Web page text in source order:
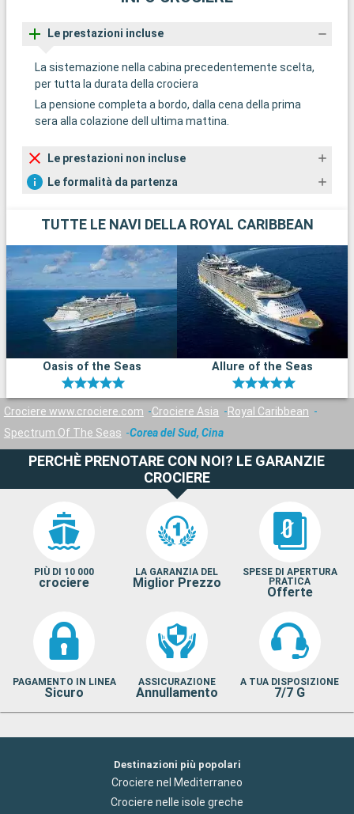
Le prestazioni incluse
La sistemazione nella cabina precedentemente scelta,
per tutta la durata della crociera
La pensione completa a bordo, dalla cena della prima
sera alla colazione dell ultima mattina.
Le prestazioni non incluse
Le formalità da partenza
TUTTE LE NAVI DELLA ROYAL CARIBBEAN
Oasis of the Seas Allure of the Seas
Crociere www.crociere.com Crociere Asia
Royal Caribbean
Spectrum Of The Seas
Corea del Sud, Cina
PERCHÈ PRENOTARE CON NOI? LE GARANZIE
CROCIERE
PIÙ DI 10 000
crociere
LA GARANZIA DEL
Miglior Prezzo
SPESE DI APERTURA
PRATICA
Offerte
PAGAMENTO IN LINEA
Sicuro
ASSICURAZIONE
Annullamento
A TUA DISPOSIZIONE
7/7 G
Destinazioni più popolari
Crociere nel Mediterraneo
Crociere nelle isole greche